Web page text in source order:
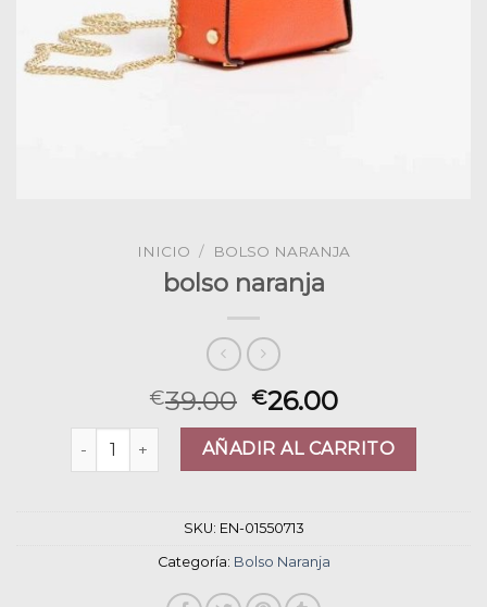
INICIO / BOLSO NARANJA
bolso naranja
€39.00 €26.00
bolso naranja cantidadAÑADIR AL CARRITO
SKU: EN-01550713
Categoría: Bolso Naranja